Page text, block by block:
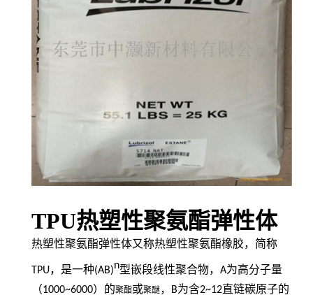
TPU热塑性聚氨酯弹性体
热塑性聚氨酯弹性体又称热塑性聚氨酯橡胶，简称
TPU，是一种(AB)n型嵌段线性聚合物， A为高分子量
（1000~6000）的聚酯或聚醚， B为含2~12 直链碳原子的